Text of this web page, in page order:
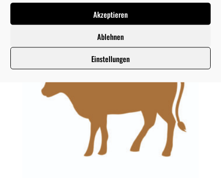
Akzeptieren
Ablehnen
Einstellungen